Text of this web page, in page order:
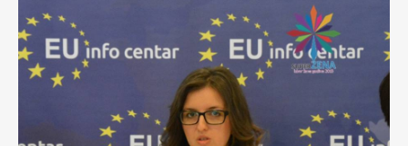
READ MORE